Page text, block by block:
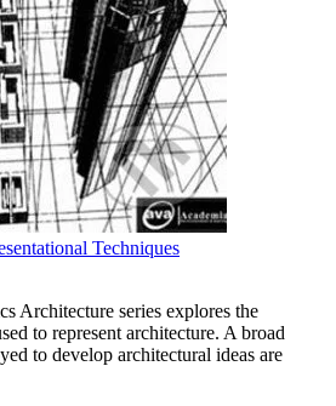
Techniques
Architecture series explores the
to represent architecture. A broad
to develop architectural ideas are